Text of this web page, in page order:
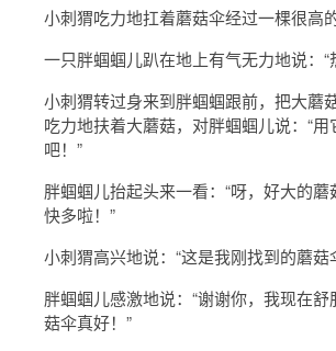
小刺猬吃力地扛着蘑菇伞经过一棵很高
一只胖蝈蝈儿趴在地上有气无力地说：“
小刺猬转过身来到胖蝈蝈跟前，把大蘑
吃力地扶着大蘑菇，对胖蝈蝈儿说：“
吧！”
胖蝈蝈儿抬起头来一看：“呀，好大的
快多啦！”
小刺猬高兴地说：“这是我刚找到的蘑菇
胖蝈蝈儿感激地说：“谢谢你，我现在
菇伞真好！”